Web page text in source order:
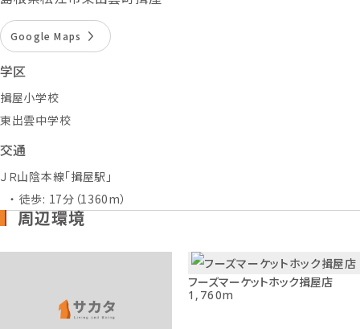
Google Maps
学区
揖屋小学校
東出雲中学校
交通
ＪＲ山陰本線「揖屋駅」
徒歩: 17分（1360m）
周辺環境
フーズマーケットホック揖屋店
1,760m